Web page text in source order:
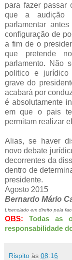
para fazer passar
que a audição
parlamentar
configuração de
a fim de o
que pretende
parlamento. Não
politico e jurídico
grave do
acabará por
é absolutamente
em que o pais
permitam realizar
Alias, se haver
novo debate
decorrentes da
dentro de
presidente.
Agosto 2015
Bernardo Mário
Licenciado em direito pela
OBS:
Todas as
responsabilidade
Rispito às 08:16